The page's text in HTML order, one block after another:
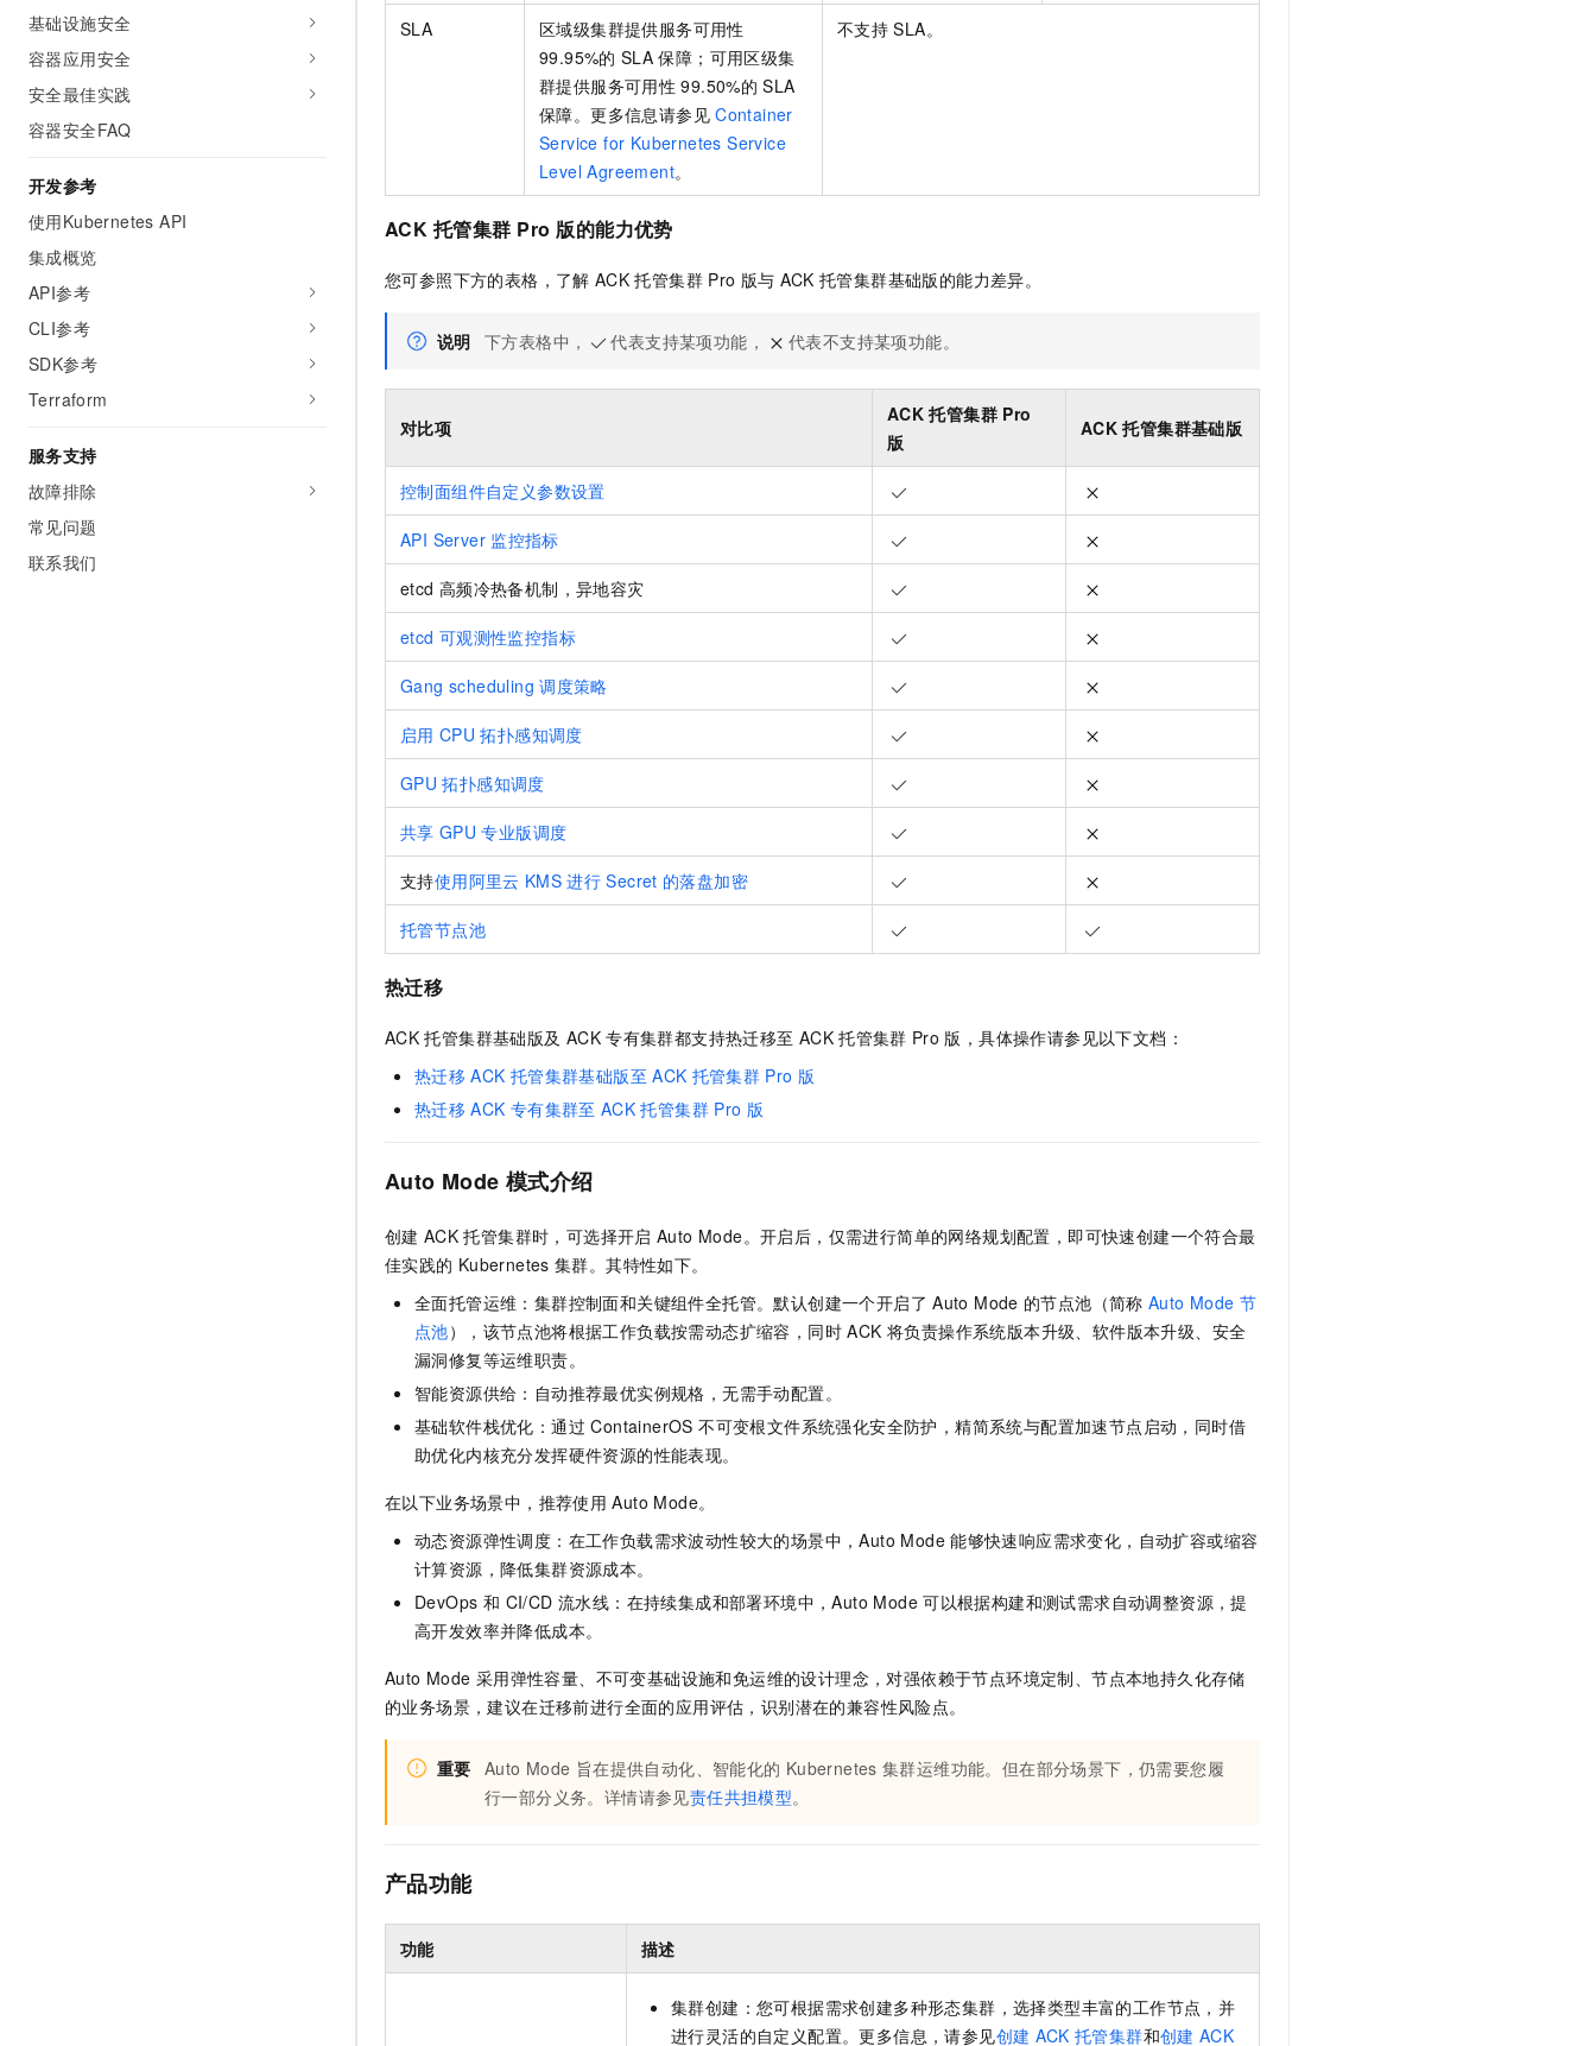
基础设施安全
容器应用安全
安全最佳实践
容器安全FAQ
开发参考
使用Kubernetes API
集成概览
API参考
CLI参考
SDK参考
Terraform
服务支持
故障排除
常见问题
联系我们
SLA
区域级集群提供服务可用性
99.95%的 SLA 保障；可用区级集
群提供服务可用性 99.50%的 SLA
保障。更多信息请参见 Container
Service for Kubernetes Service
Level Agreement。
不支持 SLA。
ACK 托管集群 Pro 版的能力优势
您可参照下方的表格，了解 ACK 托管集群 Pro 版与 ACK 托管集群基础版的能力差异。
说明 下方表格中， 代表支持某项功能， 代表不支持某项功能。
对比项
ACK 托管集群 Pro
版
ACK 托管集群基础版
控制面组件自定义参数设置
API Server 监控指标
etcd 高频冷热备机制，异地容灾
etcd 可观测性监控指标
Gang scheduling 调度策略
启用 CPU 拓扑感知调度
GPU 拓扑感知调度
共享 GPU 专业版调度
支持使用阿里云 KMS 进行 Secret 的落盘加密
托管节点池
热迁移
ACK 托管集群基础版及 ACK 专有集群都支持热迁移至 ACK 托管集群 Pro 版 ，具体操作请参见以下文档：
热迁移 ACK 托管集群基础版至 ACK 托管集群 Pro 版
热迁移 ACK 专有集群至 ACK 托管集群 Pro 版
Auto Mode 模式介绍
创建 ACK 托管集群时，可选择开启 Auto Mode。开启后，仅需进行简单的网络规划配置，即可快速创建一个符合最
佳实践的 Kubernetes 集群。其特性如下。
全面托管运维：集群控制面和关键组件全托管。默认创建一个开启了 Auto Mode 的节点池（简称 Auto Mode 节
点池），该节点池将根据工作负载按需动态扩缩容，同时 ACK 将负责操作系统版本升级、软件版本升级、安全
漏洞修复等运维职责。
智能资源供给：自动推荐最优实例规格，无需手动配置。
基础软件栈优化：通过 ContainerOS 不可变根文件系统强化安全防护，精简系统与配置加速节点启动，同时借
助优化内核充分发挥硬件资源的性能表现。
在以下业务场景中，推荐使用 Auto Mode。
动态资源弹性调度：在工作负载需求波动性较大的场景中，Auto Mode 能够快速响应需求变化，自动扩容或缩容
计算资源，降低集群资源成本。
DevOps 和 CI/CD 流水线：在持续集成和部署环境中，Auto Mode 可以根据构建和测试需求自动调整资源，提
高开发效率并降低成本。
Auto Mode 采用弹性容量、不可变基础设施和免运维的设计理念，对强依赖于节点环境定制、节点本地持久化存储
的业务场景，建议在迁移前进行全面的应用评估，识别潜在的兼容性风险点。
重要 Auto Mode 旨在提供自动化、智能化的 Kubernetes 集群运维功能。但在部分场景下，仍需要您履
行一部分义务。详情请参见责任共担模型。
产品功能
功能 描述
集群创建：您可根据需求创建多种形态集群，选择类型丰富的工作节点，并
进行灵活的自定义配置。更多信息，请参见创建 ACK 托管集群和创建 ACK